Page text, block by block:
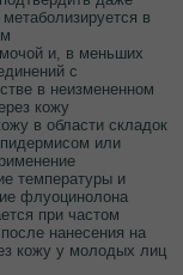
в
и, в меньших
с
в неизмененном
кожу
в области складок
или
температуры и
флуоцинолона
при частом
нанесения на
кожу у молодых лиц